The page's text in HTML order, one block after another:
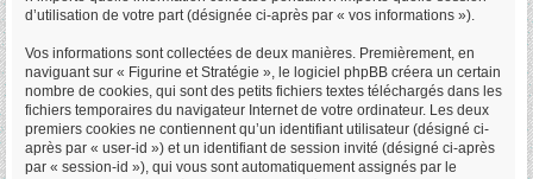
d’utilisation de votre part (désignée ci-après par « vos informations »).
Vos informations sont collectées de deux manières. Premièrement, en
naviguant sur « Figurine et Stratégie », le logiciel phpBB créera un certain
nombre de cookies, qui sont des petits fichiers textes téléchargés dans les
fichiers temporaires du navigateur Internet de votre ordinateur. Les deux
premiers cookies ne contiennent qu’un identifiant utilisateur (désigné ci-
après par « user-id ») et un identifiant de session invité (désigné ci-après
par « session-id »), qui vous sont automatiquement assignés par le